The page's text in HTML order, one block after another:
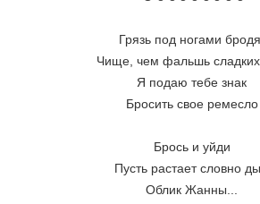
Грязь под ногами
Чище, чем фальшь
Я подаю тебе знак
Бросить свое ремесло
Брось и уйди
Пусть растает словно
Облик Жанны...